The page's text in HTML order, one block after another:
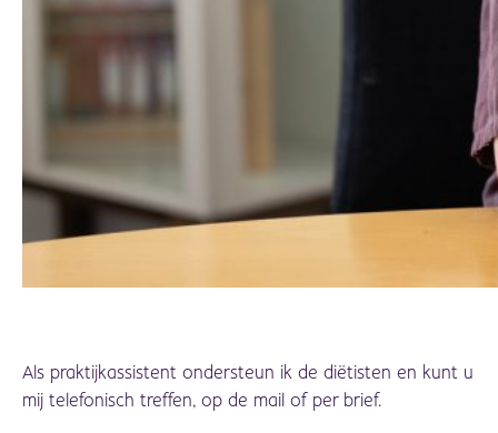
Als praktijkassistent ondersteun ik de diëtisten en kunt u
mij telefonisch treffen, op de mail of per brief.